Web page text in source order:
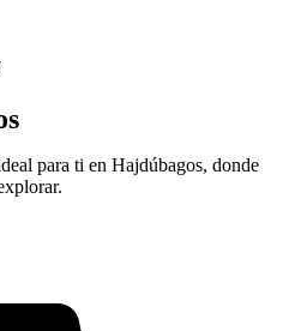
para ti en Hajdúbagos, donde